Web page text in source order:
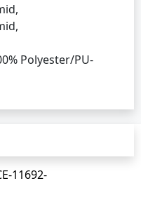
Polyester/PU-
11692-